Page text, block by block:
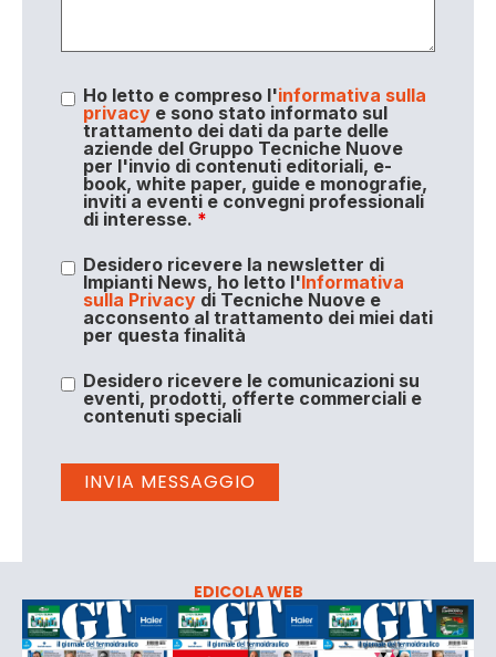
Ho letto e compreso l'informativa sulla
privacye sono stato informato sul
trattamento dei dati da parte delle
aziende del Gruppo Tecniche Nuove
per l'invio di contenuti editoriali, e-
book, white paper, guide e monografie,
inviti a eventi e convegni professionali
di interesse. *
Desidero ricevere la newsletter di
Impianti News, ho letto l'Informativa
sulla Privacydi Tecniche Nuove e
acconsento al trattamento dei miei dati
per questa finalità
Desidero ricevere le comunicazioni su
eventi, prodotti, offerte commerciali e
contenuti speciali
EDICOLA WEB